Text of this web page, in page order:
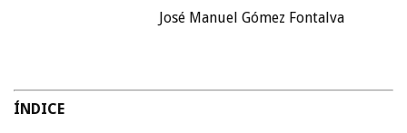
José Manuel Gómez Fontalva
ÍNDICE